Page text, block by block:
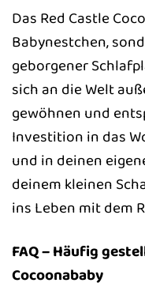
Das Red Castle
Babynestchen,
geborgener
sich an die Welt
gewöhnen und
Investition in das
und in deinen
deinem kleinen
ins Leben mit dem
FAQ – Häufig
Cocoonababy